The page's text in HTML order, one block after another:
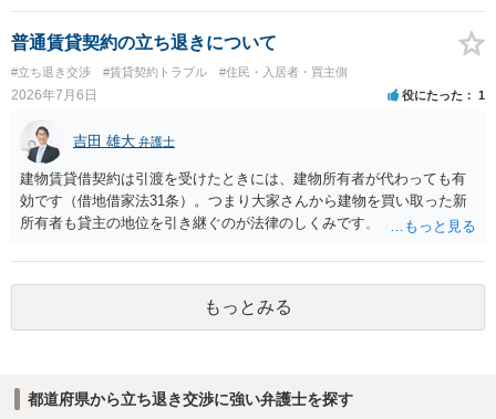
ほしいこと、③自分たちの居住継続の必要性を丁寧に伝えること、を
基本方針としたうえで、仮に一定時期の退去を検討する場合には、立
退料・引越費用・原状回復費用負担などの条件を明確にした書面を作
成することが重要です。 契約書では、更新条項・解除条項・期間の定
め・定期借家に関する記載の有無、これまでの更新時の合意内容
（「今回で最後」などの文言）が、借主不利な特約として無効になり
得るかどうかも含めて検討ポイントになりますので、署名押印前に内
容を十分に確認し、不明点は弁護士に相談することをおすすめしま
す。
ターンが多いかと存じます。
普通賃貸契約の立ち退きについて
#立ち退き交渉 #賃貸契約トラブル #住民・入居者・買主側
2026年7月6日 役にたった 1
吉田 雄大 弁護士
建物賃貸借契約は引渡を受けたときには、建物所有者が代わっても有
効です（借地借家法31条）。つまり大家さんから建物を買い取った新
所有者も貸主の地位を引き継ぐのが法律のしくみです。 おそらくは、
が納得いくものであれば応じても良いですが、納得できなければ断る
（家賃を支払い居住を続ける）のが良いでしょう。
もっとみる
都道府県から立ち退き交渉に強い弁護士を探す